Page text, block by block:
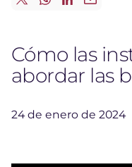
Cómo las
abordar las
24 de enero de 2024